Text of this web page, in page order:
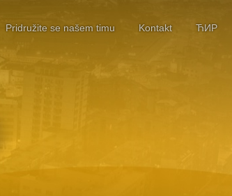
Pridružite se našem timu Kontakt ЋИР